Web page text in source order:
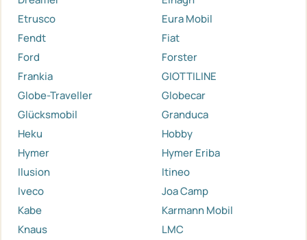
Etrusco
Eura Mobil
Fendt
Fiat
Ford
Forster
Frankia
GIOTTILINE
Globe-Traveller
Globecar
Glücksmobil
Granduca
Heku
Hobby
Hymer
Hymer Eriba
Ilusion
Itineo
Iveco
Joa Camp
Kabe
Karmann Mobil
Knaus
LMC